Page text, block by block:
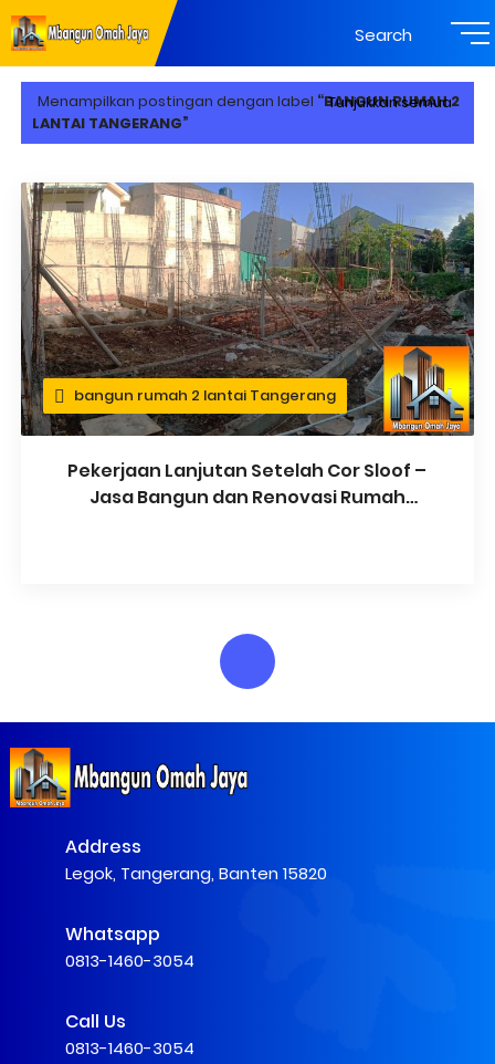
Search
Menampilkan postingan dengan label BANGUN RUMAH 2
LANTAI TANGERANG
Tunjukkan semua
bangun rumah 2 lantai Tangerang
Pekerjaan Lanjutan Setelah Cor Sloof –
Jasa Bangun dan Renovasi Rumah
Address
Legok, Tangerang, Banten 15820
Whatsapp
0813-1460-3054
Call Us
0813-1460-3054